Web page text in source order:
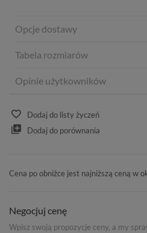
Opcje dostawy
Tabela rozmiarów
Opinie użytkowników
Dodaj do listy życzeń
Dodaj do porównania
Cena po obniżce jest najniższą ceną w
Negocjuj cenę
Wpisz swoją propozycje ceny, a my